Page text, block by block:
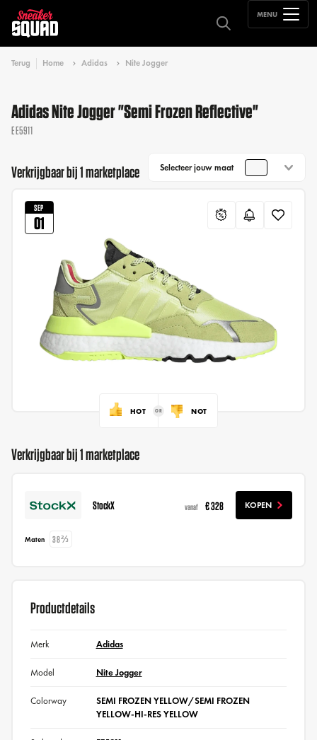
MENU
Terug Home Adidas Nite Jogger
Adidas Nite Jogger "Semi Frozen Reflective"
EE5911
Verkrijgbaar bij 1 marketplace Selecteer jouw maat
SEP
01
HOT NOT
Verkrijgbaar bij 1 marketplace
StockX vanaf € 328 KOPEN
Maten 38⅔
Productdetails
Merk Adidas
Model Nite Jogger
Colorway
SEMI FROZEN YELLOW/SEMI FROZEN
YELLOW-HI-RES YELLOW